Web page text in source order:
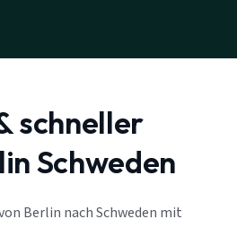
schneller
Schweden
Berlin nach Schweden mit